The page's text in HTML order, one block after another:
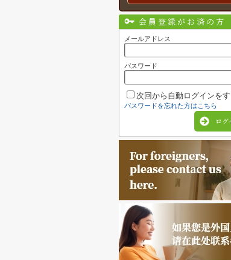
会員登録がお済の方
メールアドレス
パスワード
次回から自動ログインを
パスワードを忘れた方はこちら
ログ